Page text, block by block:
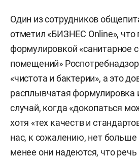
Один из сотрудников
отметил «БИЗНЕС Online», что
формулировкой «санитарное
помещений»
«чистота и бактерии», а это
расплывчатая формулировка
случай, когда «докопаться
хотя «тех качеств и
нас, к сожалению, нет больше
менее они надеются, что речь